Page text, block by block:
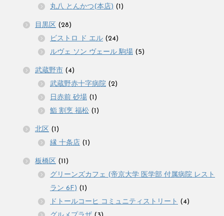
丸八 とんかつ(本店) (1)
目黒区 (28)
ビストロ ド エル (24)
ルヴェ ソン ヴェール 駒場 (5)
武蔵野市 (4)
武蔵野赤十字病院 (2)
日赤前 砂場 (1)
鮨 割烹 福松 (1)
北区 (1)
縁 十条店 (1)
板橋区 (11)
グリーンズカフェ (帝京大学 医学部 付属病院 レスト
ラン 6F) (1)
ドトールコーヒ コミュニティストリート (4)